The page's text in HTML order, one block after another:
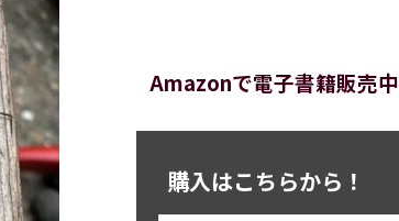
Amazonで電子書籍販売中
購入はこちらから！